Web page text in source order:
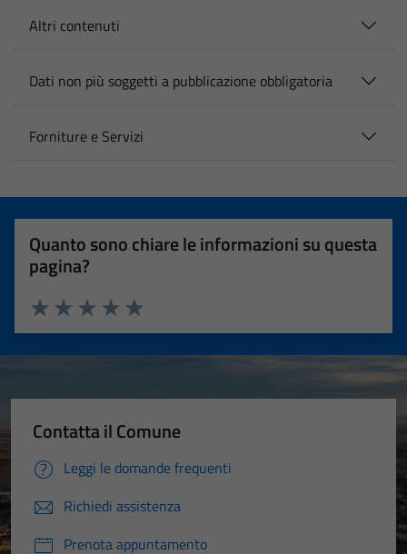
Altri contenuti
Dati non più soggetti a pubblicazione obbligatoria
Forniture e Servizi
Quanto sono chiare le informazioni su questa
pagina?
Valuta 5 stelle su 5
Valuta 4 stelle su 5
Valuta 3 stelle su 5
Valuta 2 stelle su 5
Valuta 1 stelle su 5
Contatta il Comune
Leggi le domande frequenti
Richiedi assistenza
Prenota appuntamento